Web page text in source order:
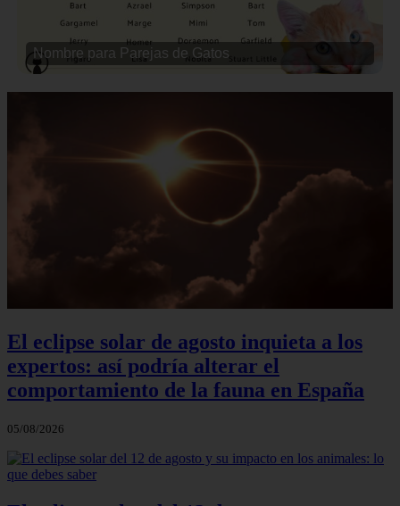
Nombre para Parejas de Gatos
El eclipse solar de agosto inquieta a los
expertos: así podría alterar el
comportamiento de la fauna en España
05/08/2026